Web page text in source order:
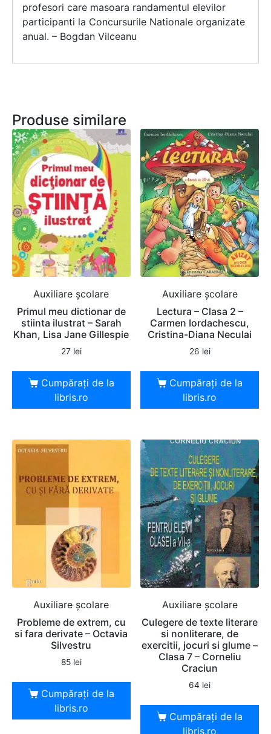
profesori care masoara randamentul elevilor
participanti la Concursurile Nationale organizate
anual. – Bogdan Vilceanu
Produse similare
Auxiliare şcolare
Primul meu dictionar de
stiinta ilustrat – Sarah
Khan, Lisa Jane Gillespie
27 lei
Cumpărați de la
libris.ro
Auxiliare şcolare
Lectura – Clasa 2 –
Carmen Iordachescu,
Cristina-Diana Neculai
26 lei
Cumpărați de la
libris.ro
Auxiliare şcolare
Probleme de extrem, cu
si fara derivate – Octavia
Silvestru
85 lei
Cumpărați de la
libris.ro
Auxiliare şcolare
Culegere de texte literare
si nonliterare, de
exercitii, jocuri si glume –
Clasa 7 – Corneliu
Craciun
64 lei
Cumpărați de la
libris.ro